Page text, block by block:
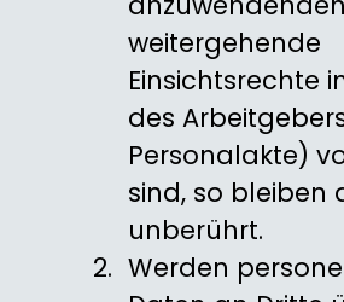
weitergehende
Einsichtsrechte
des
Personalakte)
sind, so bleiben
unberührt.
Werden